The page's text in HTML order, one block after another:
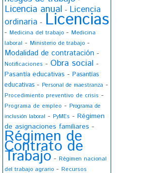
Licencia anual - Licencia
ordinaria - Licencias
- Medicina del trabajo - Medicina
laboral - Ministerio de trabajo -
Modalidad de contratación -
Notificaciones - Obra social -
Pasantía educativas - Pasantías
educativas - Personal de maestranza -
Procedimiento preventivo de crisis -
Programa de empleo - Programa de
inclusión laboral - PyMEs - Régimen
de asignaciones familiares -
Régimen de
Contrato de
Trabajo - Régimen nacional
del trabajo agrario - Recursos